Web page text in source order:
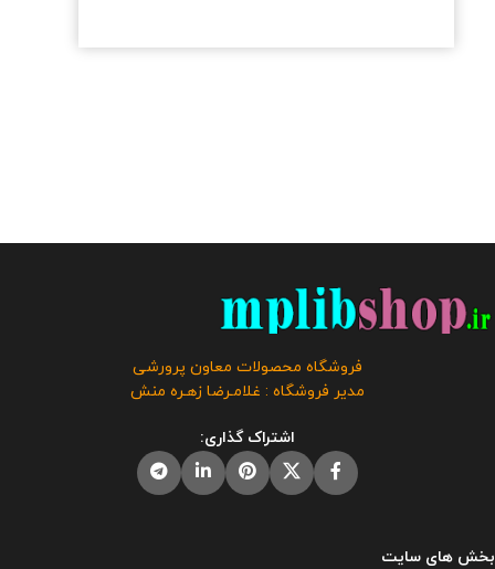
فروشگاه محصولات معاون پرورشی
مدیر فروشگاه : غلامـرضا زهـره منش
اشتراک گذاری:
بخش های سایت